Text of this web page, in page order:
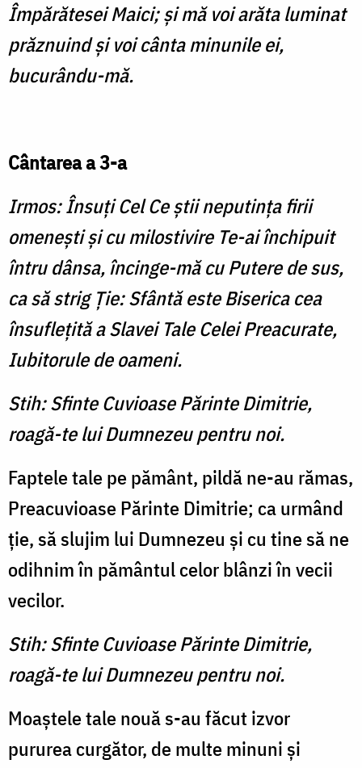
Împără­tesei Maici; şi mă voi arăta luminat
prăznuind şi voi cânta minunile ei,
bucurându-mă.
Cântarea a 3-a
Irmos: Însuţi Cel Ce ştii neputinţa firii
omeneşti şi cu milostivire Te-ai închipuit
întru dânsa, încinge-mă cu Putere de sus,
ca să strig Ţie: Sfântă este Biserica cea
însufleţită a Slavei Tale Celei Preacurate,
Iubitorule de oameni.
Stih: Sfinte Cuvioase Părinte Dimitrie,
roagă-te lui Dumnezeu pentru noi.
Faptele tale pe pământ, pildă ne-au rămas,
Preacu­vioase Părinte Dimitrie; ca urmând
ţie, să slujim lui Dum­nezeu şi cu tine să ne
odihnim în pământul celor blânzi în vecii
vecilor.
Stih: Sfinte Cuvioase Părinte Dimitrie,
roagă-te lui Dumnezeu pentru noi.
Moaştele tale nouă s-au făcut izvor
pururea curgător, de multe minuni şi